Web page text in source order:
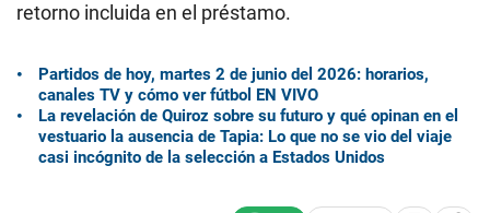
retorno incluida en el préstamo.
Partidos de hoy, martes 2 de junio del 2026: horarios,
canales TV y cómo ver fútbol EN VIVO
La revelación de Quiroz sobre su futuro y qué opinan en el
vestuario la ausencia de Tapia: Lo que no se vio del viaje
casi incógnito de la selección a Estados Unidos